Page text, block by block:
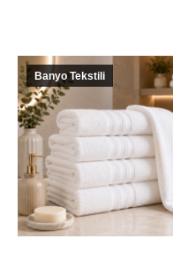
Banyo Tekstili